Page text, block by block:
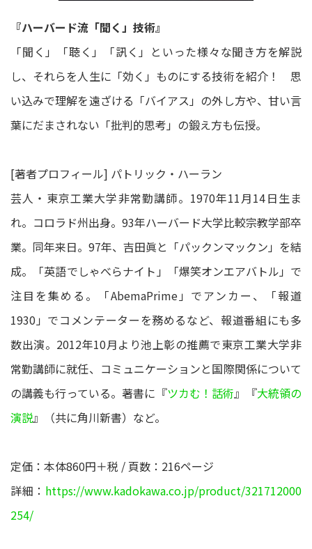
『ハーバード流「聞く」技術』
「聞く」「聴く」「訊く」といった様々な聞き方を解説
し、それらを人生に「効く」ものにする技術を紹介！ 思
い込みで理解を遠ざける「バイアス」の外し方や、甘い言
葉にだまされない「批判的思考」の鍛え方も伝授。
[著者プロフィール] パトリック・ハーラン
芸人・東京工業大学非常勤講師。1970年11月14日生ま
れ。コロラド州出身。93年ハーバード大学比較宗教学部卒
業。同年来日。97年、吉田眞と「パックンマックン」を結
成。「英語でしゃべらナイト」「爆笑オンエアバトル」で
注目を集める。「AbemaPrime」でアンカー、「報道
1930」でコメンテーターを務めるなど、報道番組にも多
数出演。2012年10月より池上彰の推薦で東京工業大学非
常勤講師に就任、コミュニケーションと国際関係について
の講義も行っている。著書に『ツカむ！話術』『大統領の
演説』（共に角川新書）など。
定価：本体860円＋税 / 頁数：216ページ
詳細： https://www.kadokawa.co.jp/product/321712000
254/